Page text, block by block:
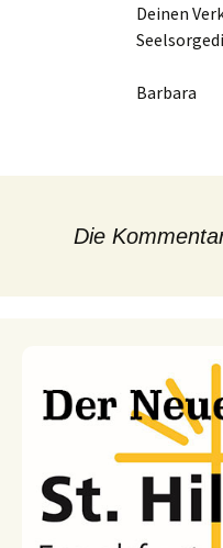
Deinen
Barbara
Die